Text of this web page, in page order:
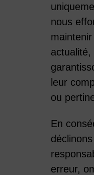
nous
actualité,
leur
ou
En
erreur,